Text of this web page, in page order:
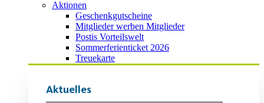
Aktionen
Geschenkgutscheine
Mitglieder werben Mitglieder
Postis Vorteilswelt
Sommerferienticket 2026
Treuekarte
Aktuelles